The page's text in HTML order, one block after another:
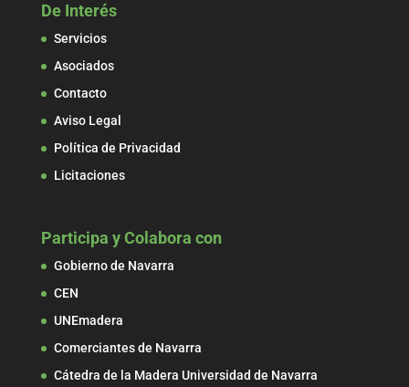
De Interés
Servicios
Asociados
Contacto
Aviso Legal
Política de Privacidad
Licitaciones
Participa y Colabora con
Gobierno de Navarra
CEN
UNEmadera
Comerciantes de Navarra
Cátedra de la Madera Universidad de Navarra